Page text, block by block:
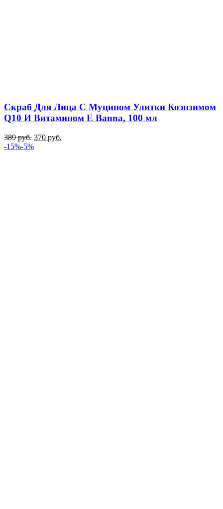
Cкраб Для Лица С Муцином Улитки Коэнзимом
Q10 И Витамином E Banna, 100 мл
389руб. 370 руб.
-15%-5%